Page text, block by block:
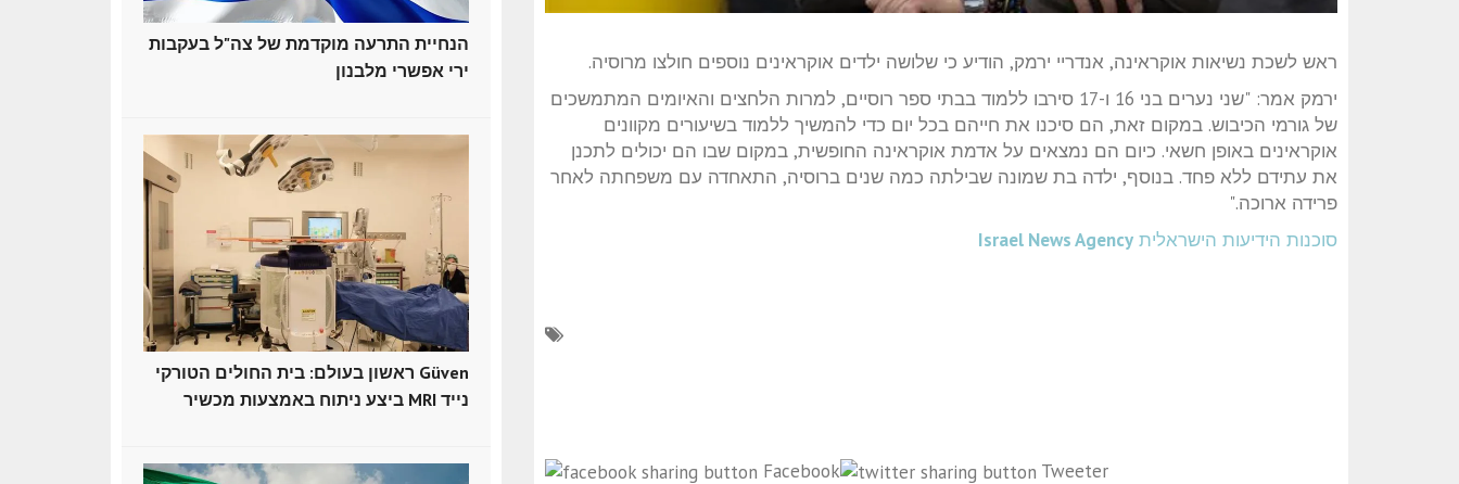
ראש לשכת נשיאות אוקראינה, אנדריי ירמק, הודיע כי שלושה ילדים אוקראינים נוספים חולצו מרוסיה.
ירמק אמר: "שני נערים בני 16 ו-17 סירבו ללמוד בבתי ספר רוסיים, למרות הלחצים והאיומים המתמשכים
של גורמי הכיבוש. במקום זאת, הם סיכנו את חייהם בכל יום כדי להמשיך ללמוד בשיעורים מקוונים
אוקראינים באופן חשאי. כיום הם נמצאים על אדמת אוקראינה החופשית, במקום שבו הם יכולים לתכנן
את עתידם ללא פחד. בנוסף, ילדה בת שמונה שבילתה כמה שנים ברוסיה, התאחדה עם משפחתה לאחר
פרידה ארוכה."
סוכנות הידיעות הישראלית Israel News Agency
Facebook
Tweeter
הנחיית התרעה מוקדמת של צה"ל בעקבות
ירי אפשרי מלבנון
ראשון בעולם: בית החולים הטורקי Güven
ביצע ניתוח באמצעות מכשיר MRI נייד